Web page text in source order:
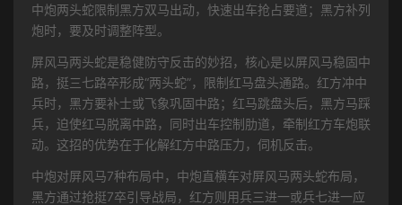
中炮两头蛇限制黑方双马出动，快速出车抢占要道；黑方补列
炮时，要及时调整阵型。
屏风马两头蛇是稳健防守反击的妙招，核心是以屏风马稳固中
路，挺三七路卒形成“两头蛇”，限制红马盘头通路。红方冲中
兵时，黑方要补士或飞象巩固中路；红马跳盘头后，黑方马踩
兵，迫使红马脱离中路，同时出车控制肋道，牵制红方车炮联
动。这招的优势在于化解红方中路压力，伺机反击。
中炮对屏风马7种布局中，中炮直横车对屏风马两头蛇布局，
黑方通过抢挺7卒引导战局，红方则用兵三进一或兵七进一应